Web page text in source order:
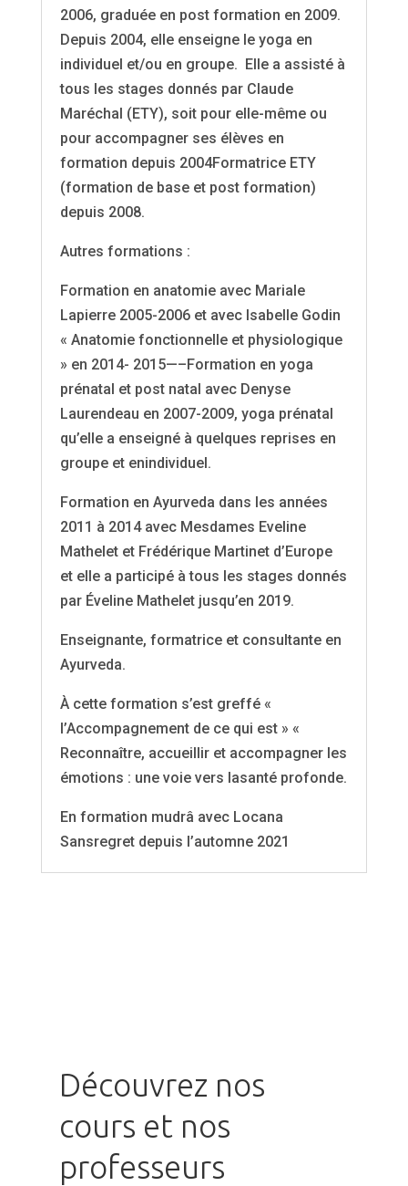
2006, graduée en post formation en 2009.
Depuis 2004, elle enseigne le yoga en
individuel et/ou en groupe. Elle a assisté à
tous les stages donnés par Claude
Maréchal (ETY), soit pour elle-même ou
pour accompagner ses élèves en
formation depuis 2004Formatrice ETY
(formation de base et post formation)
depuis 2008.
Autres formations :
Formation en anatomie avec Mariale
Lapierre 2005-2006 et avec Isabelle Godin
« Anatomie fonctionnelle et physiologique
» en 2014- 2015—–Formation en yoga
prénatal et post natal avec Denyse
Laurendeau en 2007-2009, yoga prénatal
qu’elle a enseigné à quelques reprises en
groupe et enindividuel.
Formation en Ayurveda dans les années
2011 à 2014 avec Mesdames Eveline
Mathelet et Frédérique Martinet d’Europe
et elle a participé à tous les stages donnés
par Éveline Mathelet jusqu’en 2019.
Enseignante, formatrice et consultante en
Ayurveda.
À cette formation s’est greffé «
l’Accompagnement de ce qui est » «
Reconnaître, accueillir et accompagner les
émotions : une voie vers lasanté profonde.
En formation mudrâ avec Locana
Sansregret depuis l’automne 2021
Découvrez nos
cours et nos
professeurs